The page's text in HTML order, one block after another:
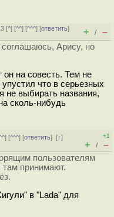
[^] [^^] [^^^] [ответить]
+ / –
Арису, но
на совесть. Тем не
что в серьезных
не выбирать названия,
сколь-нибудь
] [^^^] [ответить][↑]
+1
+ / –
пользователям
принимают.
в "Lada" для